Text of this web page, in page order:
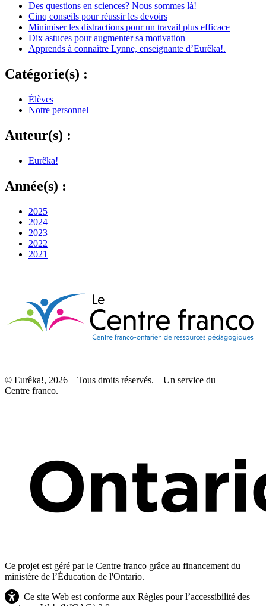
Des questions en sciences? Nous sommes là!
Cinq conseils pour réussir les devoirs
Minimiser les distractions pour un travail plus efficace
Dix astuces pour augmenter sa motivation
Apprends à connaître Lynne, enseignante d’Eurêka!.
Catégorie(s) :
Élèves
Notre personnel
Auteur(s) :
Eurêka!
Année(s) :
2025
2024
2023
2022
2021
© Eurêka!, 2026 – Tous droits réservés. – Un service du
Centre franco.
Ce projet est géré par le Centre franco grâce au financement du
ministère de l’Éducation de l'Ontario.
Ce site Web est conforme aux Règles pour l’accessibilité des